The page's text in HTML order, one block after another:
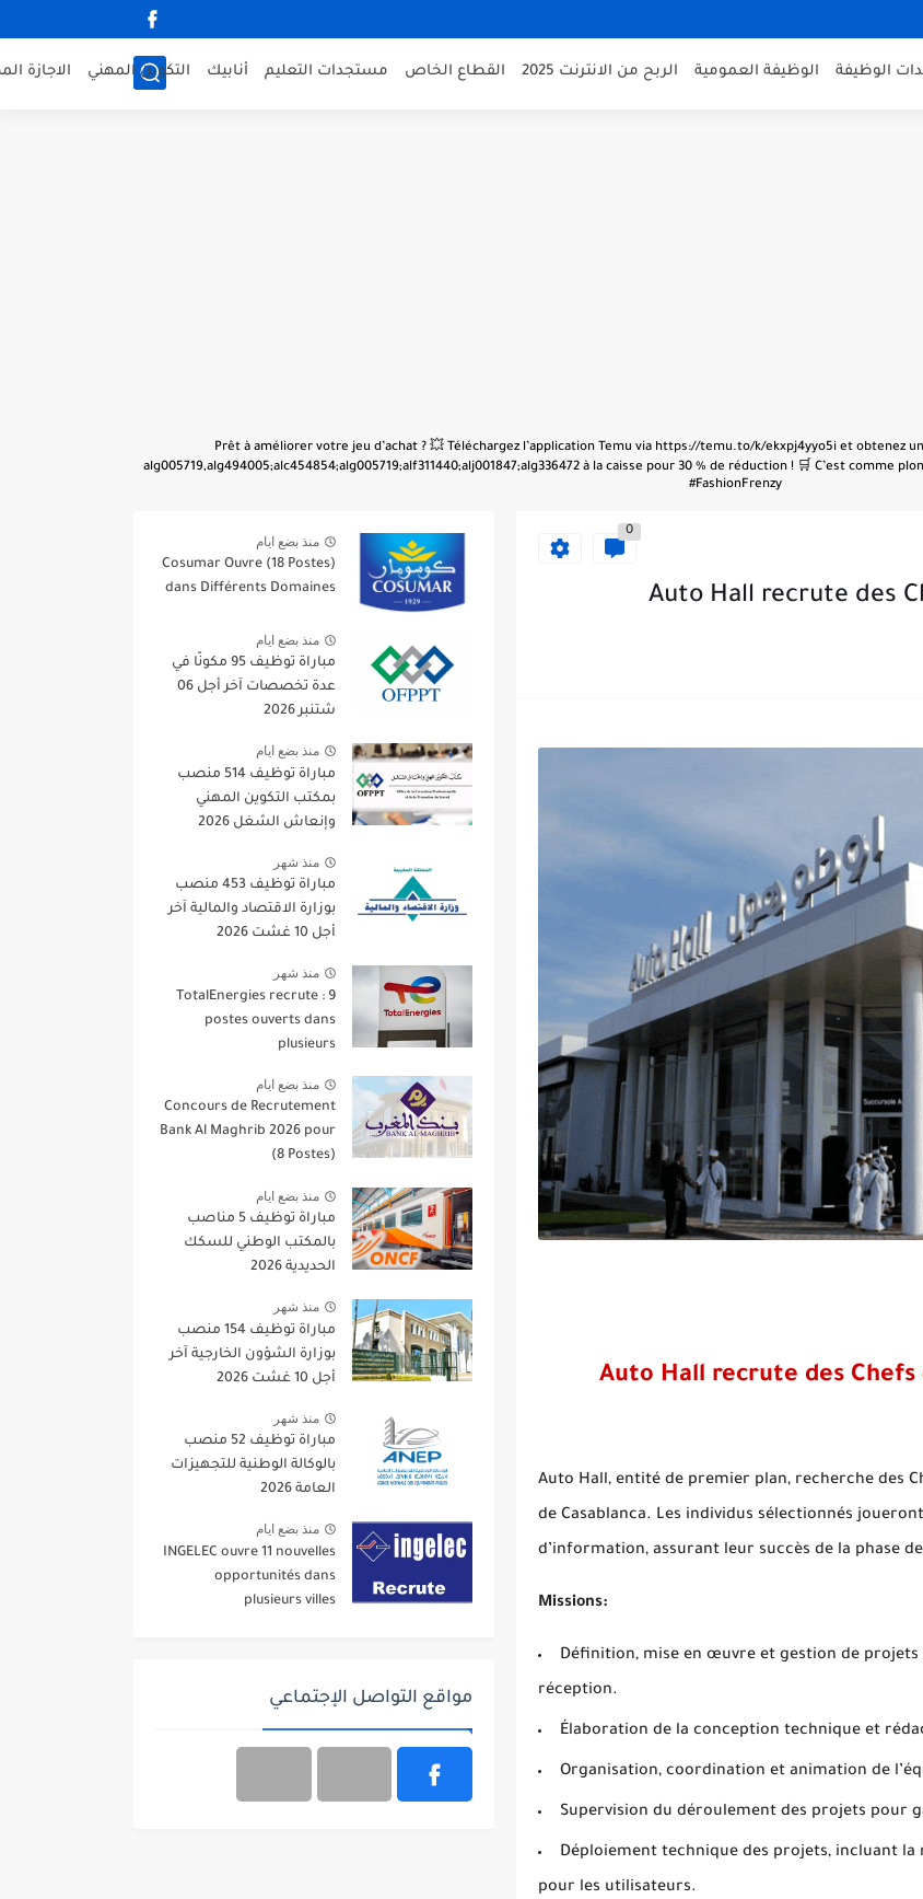
الوظيفة الوظيفة العمومية الربح من الانترنت 2025 القطاع الخاص مستجدات التعليم أنابيك التكوين المهني الاجازة
👋 Prêt à améliorer votre jeu d’achat ? 💥 Téléchargez l’application Temu via https://temu.to/k/ekxpj4yyo5i et obtenez
alg005719,alg494005;alc454854;alg005719;alf311440;alj001847;alg336472 à la caisse pour 30 % de réduction ! 🛒 C’est comme
#FashionFrenzy
0
Auto Hall recrute des
Auto Hall recrute des
Auto Hall, entité de premier plan, recherche des
de Casablanca. Les individus sélectionnés
d’information, assurant leur succès de la phase
Missions:
Définition, mise en œuvre et gestion de projets
réception.
Élaboration de la conception technique et
Organisation, coordination et animation de
Supervision du déroulement des projets pour
Déploiement technique des projets, incluant la
pour les utilisateurs.
منذ بضع ايام
Cosumar Ouvre (18 Postes)
dans Différents Domaines
منذ بضع ايام
مباراة توظيف 95 مكونًا في
عدة تخصصات آخر أجل 06
شتنبر 2026
منذ بضع ايام
مباراة توظيف 514 منصب
بمكتب التكوين المهني
وإنعاش الشغل 2026
منذ شهر
مباراة توظيف 453 منصب
بوزارة الاقتصاد والمالية آخر
أجل 10 غشت 2026
منذ شهر
TotalEnergies recrute : 9
postes ouverts dans
plusieurs
منذ بضع ايام
Concours de Recrutement
Bank Al Maghrib 2026 pour
(8 Postes)
منذ بضع ايام
مباراة توظيف 5 مناصب
بالمكتب الوطني للسكك
الحديدية 2026
منذ شهر
مباراة توظيف 154 منصب
بوزارة الشؤون الخارجية آخر
أجل 10 غشت 2026
منذ شهر
مباراة توظيف 52 منصب
بالوكالة الوطنية للتجهيزات
العامة 2026
منذ بضع ايام
INGELEC ouvre 11 nouvelles
opportunités dans
plusieurs villes
مواقع التواصل الإجتماعي